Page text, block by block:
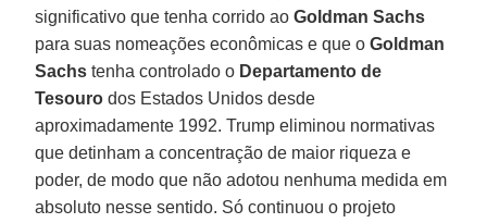
significativo que tenha corrido aoGoldman Sachs
para suas nomeações econômicas e que oGoldman
Sachs tenha controlado o Departamento de
Tesouro dos Estados Unidos desde
aproximadamente 1992. Trump eliminou normativas
que detinham a concentração de maior riqueza e
poder, de modo que não adotou nenhuma medida em
absoluto nesse sentido. Só continuou o projeto